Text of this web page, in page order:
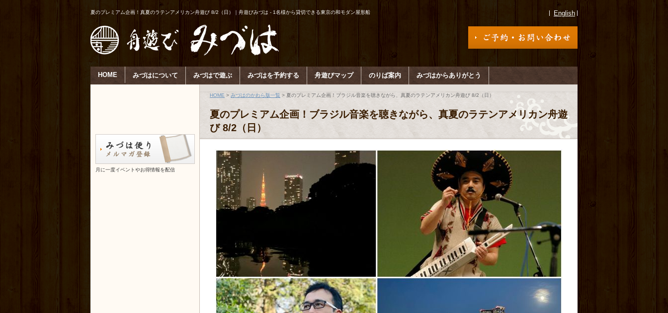
夏のプレミアム企画！真夏のラテンアメリカン舟遊び 8/2（日）｜舟遊びみづは - 1名様から貸切できる東京の和モダン屋形船 English
HOME みづはについて みづはで遊ぶ みづはを予約する 舟遊びマップ のりば案内 みづはからありがとう
HOME > みづはのかわら版一覧 > 夏のプレミアム企画！ブラジル音楽を聴きながら、真夏のラテンアメリカン舟遊び 8/2（日）
夏のプレミアム企画！ブラジル音楽を聴きながら、真夏のラテンアメリカン舟遊
び 8/2（日）
月に一度イベントやお得情報を配信